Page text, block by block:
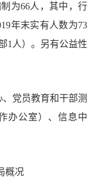
为66人 ，其中，行
9年末实有人数为73
1人） 。另有公益性
党员教育和干部测
办公室） 、信息中
概况